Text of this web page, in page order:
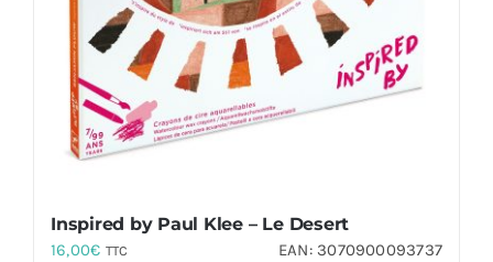
Inspired by Paul Klee – Le Desert
16,00€ TTC EAN:3070900093737